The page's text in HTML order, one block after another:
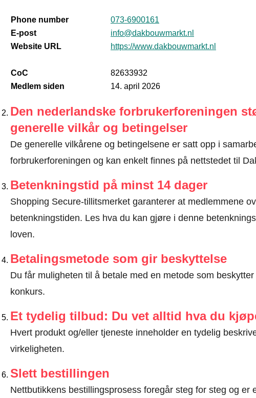
Phone number
073-6900161
E-post
info@dakbouwmarkt.nl
Website URL
https://www.dakbouwmarkt.nl
CoC
82633932
Medlem siden
14. april 2026
Den nederlandske forbrukerforeningen
generelle vilkår og betingelser
De generelle vilkårene og betingelsene er satt opp i
forbrukerforeningen og kan enkelt finnes på nettstedet til
Betenkningstid på minst 14 dager
Shopping Secure-tillitsmerket garanterer at medlemmene
betenkningstiden. Les hva du kan gjøre i denne
loven.
Betalingsmetode som gir beskyttelse
Du får muligheten til å betale med en metode som
konkurs.
Et tydelig tilbud: Du vet alltid hva du
Hvert produkt og/eller tjeneste inneholder en tydelig
virkeligheten.
Slett bestillingen
Nettbutikkens bestillingsprosess foregår steg for steg og er